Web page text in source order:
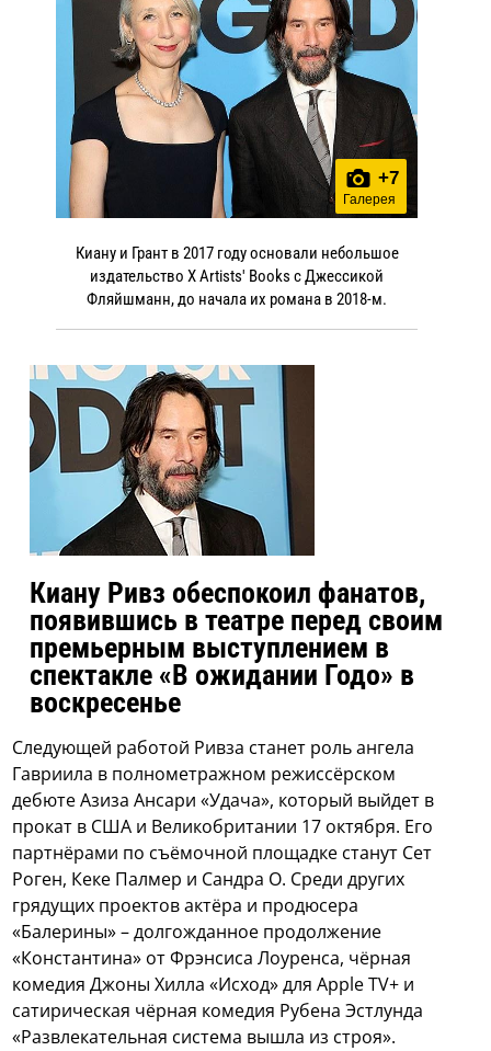
+7
Галерея
Киану и Грант в 2017 году основали небольшое
издательство X Artists' Books с Джессикой
Фляйшманн, до начала их романа в 2018-м.
Киану Ривз обеспокоил фанатов,
появившись в театре перед своим
премьерным выступлением в
спектакле «В ожидании Годо» в
воскресенье
Следующей работой Ривза станет роль ангела
Гавриила в полнометражном режиссёрском
дебюте Азиза Ансари «Удача», который выйдет в
прокат в США и Великобритании 17 октября. Его
партнёрами по съёмочной площадке станут Сет
Роген, Кеке Палмер и Сандра О. Среди других
грядущих проектов актёра и продюсера
«Балерины» – долгожданное продолжение
«Константина» от Фрэнсиса Лоуренса, чёрная
комедия Джоны Хилла «Исход» для Apple TV+ и
сатирическая чёрная комедия Рубена Эстлунда
«Развлекательная система вышла из строя».